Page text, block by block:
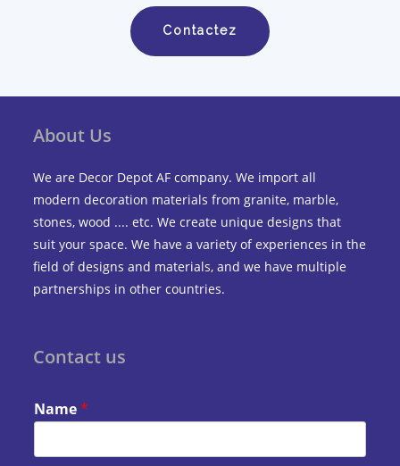
Contactez
About Us
We are Decor Depot AF company. We import all
modern decoration materials from granite, marble,
stones, wood .... etc. We create unique designs that
suit your space. We have a variety of experiences in the
field of designs and materials, and we have multiple
partnerships in other countries.
Contact us
Name*